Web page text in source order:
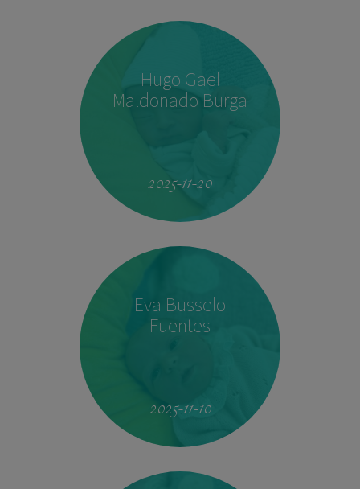
Hugo Gael
Maldonado Burga
2025-11-20
Eva Busselo
Fuentes
2025-11-10